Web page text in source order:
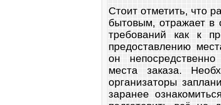
Стоит отметить, что
бытовым, отражает в
требований как к
предоставлению
он
места заказа.
организаторы
заранее